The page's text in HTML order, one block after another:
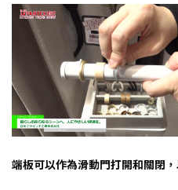
端板可以作為滑動門打開和關閉